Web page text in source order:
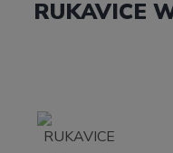
RUKAVICE